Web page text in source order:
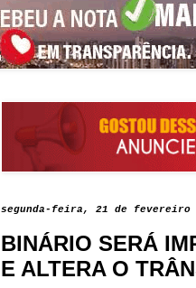
segunda-feira, 21 de fevereiro
BINÁRIO SERÁ
E ALTERA O